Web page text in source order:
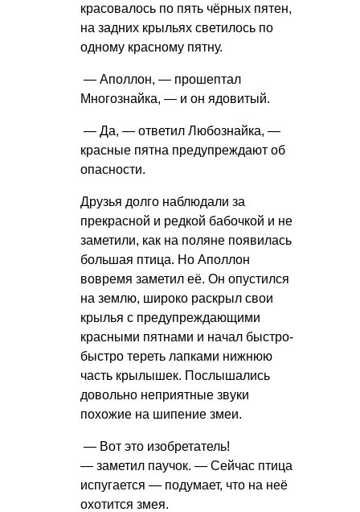
красовалось по пять чёрных пятен,
на задних крыльях светилось по
одному красному пятну.
— Аполлон, — прошептал
Многознайка, — и он ядовитый.
— Да, — ответил Любознайка, —
красные пятна предупреждают об
опасности.
Друзья долго наблюдали за
прекрасной и редкой бабочкой и не
заметили, как на поляне появилась
большая птица. Но Аполлон
вовремя заметил её. Он опустился
на землю, широко раскрыл свои
крылья с предупреждающими
красными пятнами и начал быстро-
быстро тереть лапками нижнюю
часть крылышек. Послышались
довольно неприятные звуки
похожие на шипение змеи.
— Вот это изобретатель!
— заметил паучок. — Сейчас птица
испугается — подумает, что на неё
охотится змея.